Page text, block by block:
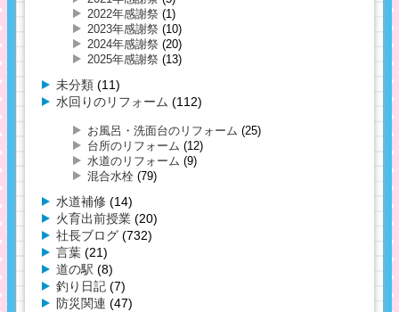
2022年感謝祭 (1)
2023年感謝祭 (10)
2024年感謝祭 (20)
2025年感謝祭 (13)
未分類 (11)
水回りのリフォーム (112)
お風呂・洗面台のリフォーム (25)
台所のリフォーム (12)
水道のリフォーム (9)
混合水栓 (79)
水道補修 (14)
火育出前授業 (20)
社長ブログ (732)
言葉 (21)
道の駅 (8)
釣り日記 (7)
防災関連 (47)